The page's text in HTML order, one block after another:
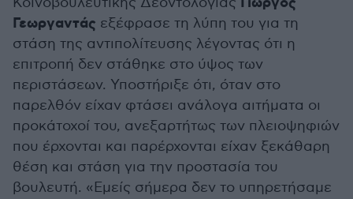
Γεωργαντάς εξέφρασε τη λύπη του για τη
στάση της αντιπολίτευσης λέγοντας ότι η
επιτροπή δεν στάθηκε στο ύψος των
περιστάσεων. Υποστήριξε ότι, όταν στο
παρελθόν είχαν φτάσει ανάλογα αιτήματα οι
προκάτοχοί του, ανεξαρτήτως των πλειοψηφιών
που έρχονται και παρέρχονται είχαν ξεκάθαρη
θέση και στάση για την προστασία του
βουλευτή. «Εμείς σήμερα δεν το υπηρετήσαμε